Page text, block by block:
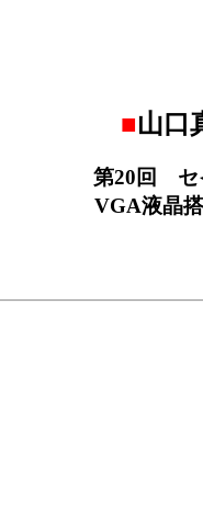
■山口
第20回 セ
VGA液晶